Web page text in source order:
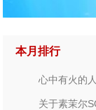
本月排行
心中有火的
关于素茉尔